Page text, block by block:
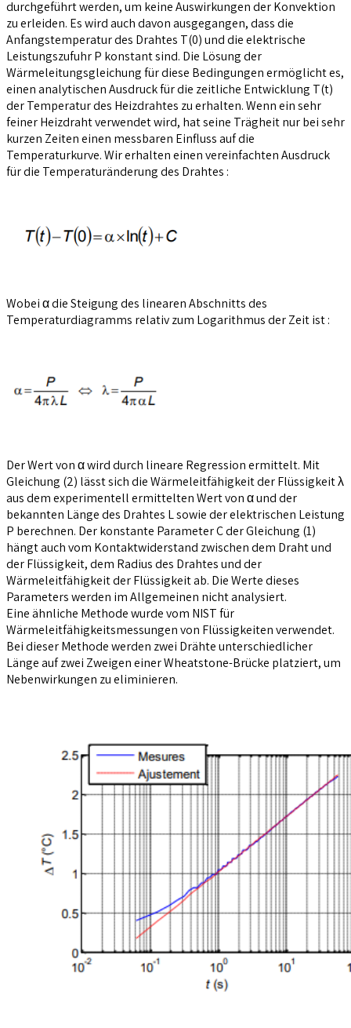
durchgeführt werden, um keine Auswirkungen der Konvektion
zu erleiden. Es wird auch davon ausgegangen, dass die
Anfangstemperatur des Drahtes T(0) und die elektrische
Leistungszufuhr P konstant sind. Die Lösung der
Wärmeleitungsgleichung für diese Bedingungen ermöglicht es,
einen analytischen Ausdruck für die zeitliche Entwicklung T(t)
der Temperatur des Heizdrahtes zu erhalten. Wenn ein sehr
feiner Heizdraht verwendet wird, hat seine Trägheit nur bei sehr
kurzen Zeiten einen messbaren Einfluss auf die
Temperaturkurve. Wir erhalten einen vereinfachten Ausdruck
für die Temperaturänderung des Drahtes :
Wobei α die Steigung des linearen Abschnitts des
Temperaturdiagramms relativ zum Logarithmus der Zeit ist :
Der Wert von α wird durch lineare Regression ermittelt. Mit
Gleichung (2) lässt sich die Wärmeleitfähigkeit der Flüssigkeit λ
aus dem experimentell ermittelten Wert von α und der
bekannten Länge des Drahtes L sowie der elektrischen Leistung
P berechnen. Der konstante Parameter C der Gleichung (1)
hängt auch vom Kontaktwiderstand zwischen dem Draht und
der Flüssigkeit, dem Radius des Drahtes und der
Wärmeleitfähigkeit der Flüssigkeit ab. Die Werte dieses
Parameters werden im Allgemeinen nicht analysiert.
Eine ähnliche Methode wurde vom NIST für
Wärmeleitfähigkeitsmessungen von Flüssigkeiten verwendet.
Bei dieser Methode werden zwei Drähte unterschiedlicher
Länge auf zwei Zweigen einer Wheatstone-Brücke platziert, um
Nebenwirkungen zu eliminieren.